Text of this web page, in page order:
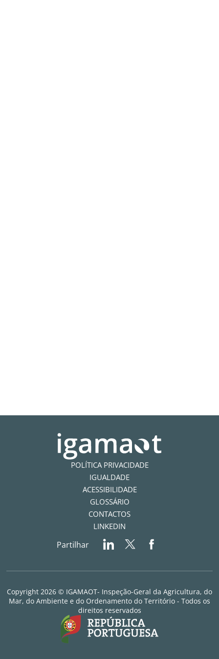
POLÍTICA PRIVACIDADE
IGUALDADE
ACESSIBILIDADE
GLOSSÁRIO
CONTACTOS
LINKEDIN
Partilhar
Copyright 2026 © IGAMAOT- Inspeção-Geral da Agricultura, do
Mar, do Ambiente e do Ordenamento do Território - Todos os
direitos reservados